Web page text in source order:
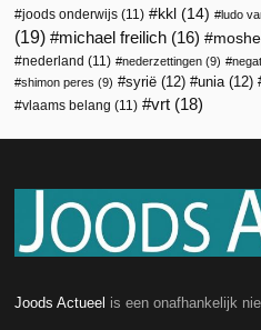
joods onderwijs (11) kkl (14) ludo
(19)
michael freilich (16)
nederland (11) nederzettingen (9)
shimon peres (9) syrië (12) unia(12)
vlaams belang (11) vrt (18)
Joods Actueel is een onafhankelijk